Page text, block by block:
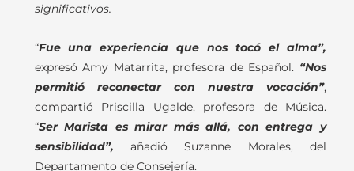
significativos.
“Fue una experiencia que nos tocó el alma”,
expresó Amy Matarrita, profesora de Español. “Nos
permitió reconectar con nuestra vocación”,
compartió Priscilla Ugalde, profesora de Música.
“Ser Marista es mirar más allá, con entrega y
sensibilidad”, añadió Suzanne Morales, del
Departamento de Consejería.